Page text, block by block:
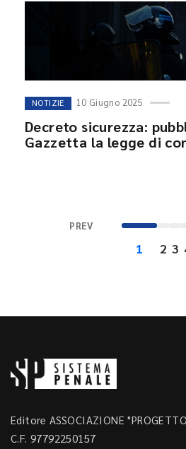
NOTIZIE 10 Giugno 2025
Decreto sicurezza:
Gazzetta la legge di
PREV
1 2 3
Editore ASSOCIAZIONE
C.F. 97792250157